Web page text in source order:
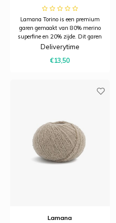
Lamana Torino is een premium
garen gemaakt van 80% merino
superfine en 20% zijde. Dit garen
combineert de zachtheid en
subtiele glans van zijde.
Deliverytime
€13,50
Lamana